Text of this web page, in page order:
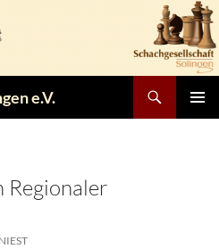
e.V.
Regionaler